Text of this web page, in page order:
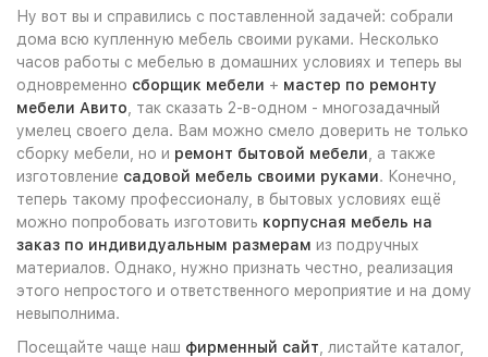
Ну вот вы и справились с поставленной задачей: собрали
дома всю купленную мебель своими руками. Несколько
часов работы с мебелью в домашних условиях и теперь вы
одновременно сборщик мебели + мастер по ремонту
мебели Авито , так сказать 2-в-одном - многозадачный
умелец своего дела. Вам можно смело доверить не только
сборку мебели, но и ремонт бытовой мебели , а также
изготовление садовой мебель своими руками. Конечно,
теперь такому профессионалу, в бытовых условиях ещё
можно попробовать изготовить корпусная мебель на
заказ по индивидуальным размерам из подручных
материалов. Однако, нужно признать честно, реализация
этого непростого и ответственного мероприятие и на дому
невыполнима.
Посещайте чаще наш фирменный сайт , листайте каталог,